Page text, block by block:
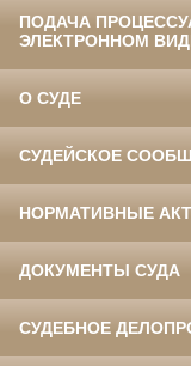
ПОДАЧА
ЭЛЕКТРОННОМ
О СУДЕ
СУДЕЙСКОЕ
НОРМАТИВНЫЕ
ДОКУМЕНТЫ СУДА
СУДЕБНОЕ